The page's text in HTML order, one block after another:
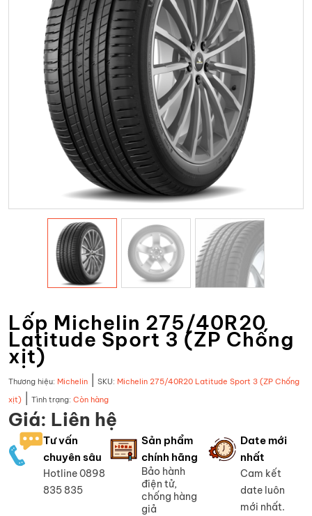
Lốp Michelin 275/40R20
Latitude Sport 3 (ZP Chống
xịt)
Thương hiệu: Michelin SKU: Michelin 275/40R20 Latitude Sport 3 (ZP Chống
xịt)
Tình trạng: Còn hàng
Giá: Liên hệ
Tư vấn
chuyên sâu
Hotline 0898
835 835
Sản phẩm
chính hãng
Bảo hành
điện tử,
chống hàng
giả
Date mới
nhất
Cam kết
date luôn
mới nhất.